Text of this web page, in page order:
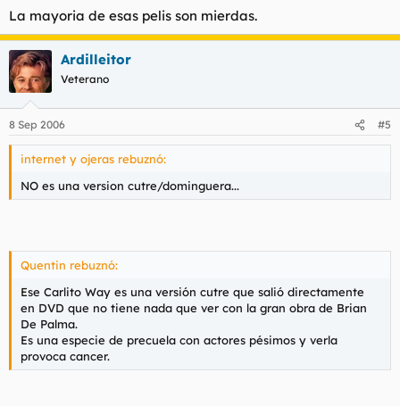
La mayoria de esas pelis son mierdas.
Ardilleitor
Veterano
8 Sep 2006 #5
internet y ojeras rebuznó:
NO es una version cutre/dominguera...
Quentin rebuznó:
Ese Carlito Way es una versión cutre que salió directamente
en DVD que no tiene nada que ver con la gran obra de Brian
De Palma.
Es una especie de precuela con actores pésimos y verla
provoca cancer.